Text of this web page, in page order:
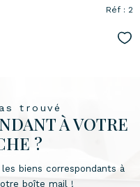
Réf : 2
trouvé
À VOTRE
?
biens correspondants à
boîte mail !